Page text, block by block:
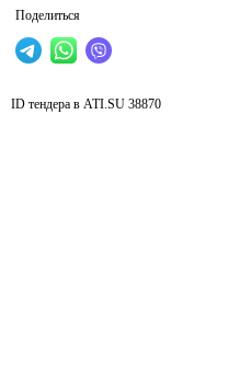
Поделиться
ID тендера в ATI.SU 38870